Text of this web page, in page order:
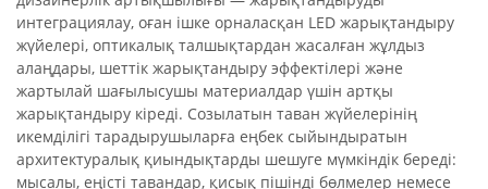
интеграциялау, оған ішке орналасқан LED жарықтандыру
жүйелері, оптикалық талшықтардан жасалған жұлдыз
алаңдары, шеттік жарықтандыру эффектілері және
жартылай шағылысушы материалдар үшін артқы
жарықтандыру кіреді. Созылатын таван жүйелерінің
икемділігі тарадырушыларға еңбек сыйындыратын
архитектуралық қиындықтарды шешуге мүмкіндік береді:
мысалы, еңісті тавандар, қисық пішінді бөлмелер немесе